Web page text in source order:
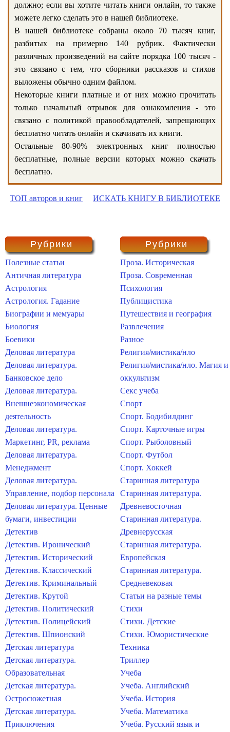
должно; если вы хотите читать книги онлайн, то также
можете легко сделать это в нашей библиотеке.
В нашей библиотеке собраны около 70 тысяч книг,
разбитых на примерно 140 рубрик. Фактически
различных произведений на сайте порядка 100 тысяч -
это связано с тем, что сборники рассказов и стихов
выложены обычно одним файлом.
Некоторые книги платные и от них можно прочитать
только начальный отрывок для ознакомления - это
связано с политикой правообладателей, запрещающих
бесплатно читать онлайн и скачивать их книги.
Остальные 80-90% электронных книг полностью
бесплатные, полные версии которых можно скачать
бесплатно.
ТОП авторов и книг ИСКАТЬ КНИГУ В БИБЛИОТЕКЕ
Рубрики
Полезные статьи
Античная литература
Астрология
Астрология. Гадание
Биографии и мемуары
Биология
Боевики
Деловая литература
Деловая литература.
Банковское дело
Деловая литература.
Внешнеэкономическая
деятельность
Деловая литература.
Маркетинг, PR, реклама
Деловая литература.
Менеджмент
Деловая литература.
Управление, подбор персонала
Деловая литература. Ценные
бумаги, инвестиции
Детектив
Детектив. Иронический
Детектив. Исторический
Детектив. Классический
Детектив. Криминальный
Детектив. Крутой
Детектив. Политический
Детектив. Полицейский
Детектив. Шпионский
Детская литература
Детская литература.
Образовательная
Детская литература.
Остросюжетная
Детская литература.
Приключения
Рубрики
Проза. Историческая
Проза. Современная
Психология
Публицистика
Путешествия и география
Развлечения
Разное
Религия/мистика/нло
Религия/мистика/нло. Магия и
оккультизм
Секс учеба
Спорт
Спорт. Бодибилдинг
Спорт. Карточные игры
Спорт. Рыболовный
Спорт. Футбол
Спорт. Хоккей
Старинная литература
Старинная литература.
Древневосточная
Старинная литература.
Древнерусская
Старинная литература.
Европейская
Старинная литература.
Средневековая
Статьи на разные темы
Стихи
Стихи. Детские
Стихи. Юмористические
Техника
Триллер
Учеба
Учеба. Английский
Учеба. История
Учеба. Математика
Учеба. Русский язык и